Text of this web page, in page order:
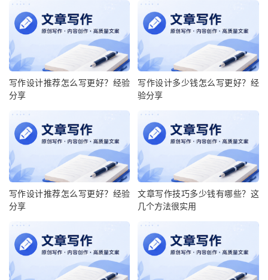
写作设计推荐怎么写更好？经验
分享
写作设计多少钱怎么写更好？经
验分享
写作设计推荐怎么写更好？经验
分享
文章写作技巧多少钱有哪些？这
几个方法很实用